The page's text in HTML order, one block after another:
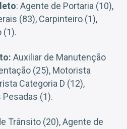
: Agente de Portaria (10),
(83), Carpinteiro (1),
(1).
Auxiliar de Manutenção
(25), Motorista
Categoria D (12),
Pesadas (1).
Trânsito (20), Agente de